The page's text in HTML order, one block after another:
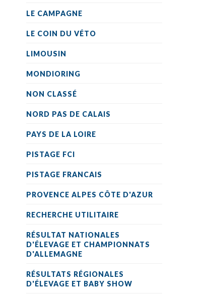
LE CAMPAGNE
LE COIN DU VÉTO
LIMOUSIN
MONDIORING
NON CLASSÉ
NORD PAS DE CALAIS
PAYS DE LA LOIRE
PISTAGE FCI
PISTAGE FRANCAIS
PROVENCE ALPES CÔTE D'AZUR
RECHERCHE UTILITAIRE
RÉSULTAT NATIONALES
D'ÉLEVAGE ET CHAMPIONNATS
D'ALLEMAGNE
RÉSULTATS RÉGIONALES
D'ÉLEVAGE ET BABY SHOW